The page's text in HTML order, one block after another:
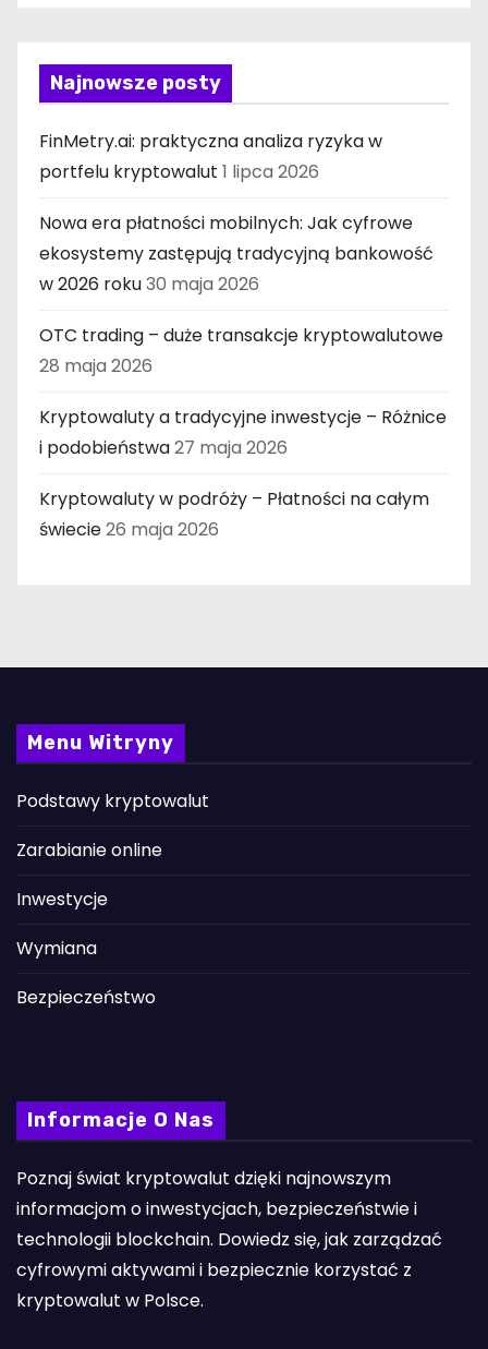
Najnowsze posty
FinMetry.ai: praktyczna analiza ryzyka w
portfelu kryptowalut 1 lipca 2026
Nowa era płatności mobilnych: Jak cyfrowe
ekosystemy zastępują tradycyjną bankowość
w 2026 roku30 maja 2026
OTC trading – duże transakcje kryptowalutowe
28 maja 2026
Kryptowaluty a tradycyjne inwestycje – Różnice
i podobieństwa27 maja 2026
Kryptowaluty w podróży – Płatności na całym
świecie26 maja 2026
Menu Witryny
Podstawy kryptowalut
Zarabianie online
Inwestycje
Wymiana
Bezpieczeństwo
Informacje O Nas
Poznaj świat kryptowalut dzięki najnowszym
informacjom o inwestycjach, bezpieczeństwie i
technologii blockchain. Dowiedz się, jak zarządzać
cyfrowymi aktywami i bezpiecznie korzystać z
kryptowalut w Polsce.